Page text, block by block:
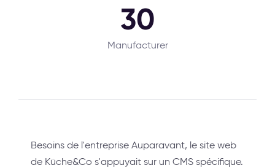
30
Manufacturer
Besoins de l'entreprise Auparavant, le site web
de Küche&Co s'appuyait sur un CMS spécifique.